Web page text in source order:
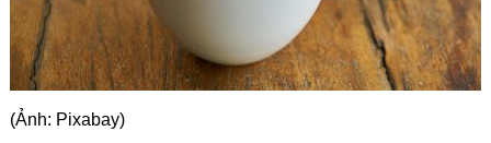
(Ảnh: Pixabay)